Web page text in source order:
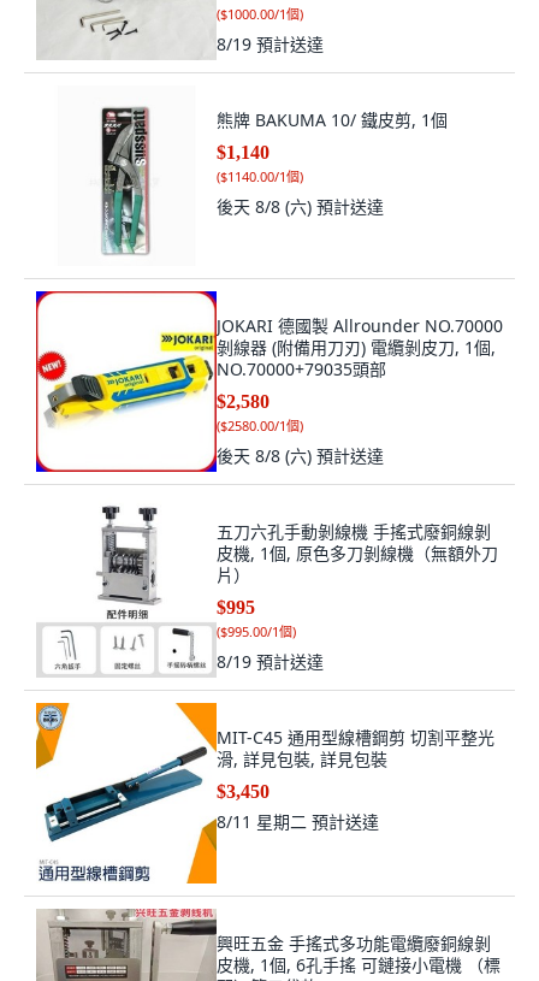
($1000.00/1個)
8/19 預計送達
熊牌 BAKUMA 10/ 鐵皮剪, 1個
$1,140
($1140.00/1個)
後天 8/8 (六) 預計送達
JOKARI 德國製 Allrounder NO.70000
剝線器 (附備用刀刃) 電纜剝皮刀, 1個,
NO.70000+79035頭部
$2,580
($2580.00/1個)
後天 8/8 (六) 預計送達
五刀六孔手動剝線機 手搖式廢銅線剝
皮機, 1個, 原色多刀剝線機（無額外刀
片）
$995
($995.00/1個)
8/19 預計送達
MIT-C45 通用型線槽鋼剪 切割平整光
滑, 詳見包裝, 詳見包裝
$3,450
8/11 星期二 預計送達
興旺五金 手搖式多功能電纜廢銅線剝
皮機, 1個, 6孔手搖 可鏈接小電機 （標